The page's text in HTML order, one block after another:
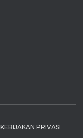
KEBIJAKAN PRIVASI